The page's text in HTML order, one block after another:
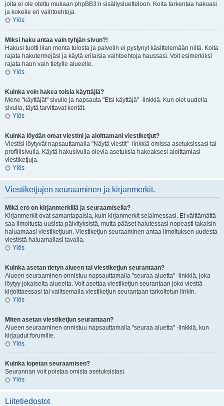
joita ei ole otettu mukaan phpBB3:n sisällysluetteloon. Koita tarkentaa hakuasi
ja kokeile eri vaihtoehtoja.
Ylös
Miksi haku antaa vain tyhjän sivun?!
Hakusi tuotti liian monta tulosta ja palvelin ei pystynyt käsittelemään niitä. Koita
rajata hakutermejäsi ja käytä erilaisia vaihtoehtoja haussasi. Voit esimerkiksi
rajata haun vain tietylle alueelle.
Ylös
Kuinka voin hakea toisia käyttäjiä?
Mene "käyttäjät" sivulle ja napsauta "Etsi käyttäjä" -linkkiä. Kun olet uudella
sivulla, täytä tarvittavat kentät.
Ylös
Kuinka löydän omat viestini ja aloittamani viestiketjut?
Viestisi löytyvät napsauttamalla "Näytä viestit" -linkkiä omissa asetuksissasi tai
profiilisivulla. Käytä hakusivulla olevia asetuksia hakeaksesi aloittamiasi
viestiketjuja.
Ylös
Viestiketjujen seuraaminen ja kirjanmerkit.
Mikä ero on kirjanmerkillä ja seuraamisella?
Kirjanmerkit ovat samantapaisia, kuin kirjanmerkit selaimessasi. Et välttämättä
saa ilmoitusta uusista päivityksistä, mutta pääset halutessasi nopeasti takaisin
haluamaasi viestiketjuun. Viestiketjun seuraaminen antaa ilmoituksen uudesta
viestistä haluamallasi tavalla.
Ylös
Kuinka asetan tietyn alueen tai viestiketjun seurantaan?
Alueen seuraaminen onnistuu napsauttamalla "seuraa aluetta" -linkkiä, joka
löytyy jokaiselta alueelta. Voit asettaa viestiketjun seurantaan joko viestiä
kirjoittaessasi tai valitsemalla viestiketjun seurantaan tarkoitetun linkin.
Ylös
Miten asetan viestiketjun seurantaan?
Alueen seuraaminen onnistuu napsauttamalla "seuraa aluetta" -linkkiä, kun
kirjaudut forumille.
Ylös
Kuinka lopetan seuraamisen?
Seurannan voit poistaa omista asetuksistasi.
Ylös
Liitetiedostot